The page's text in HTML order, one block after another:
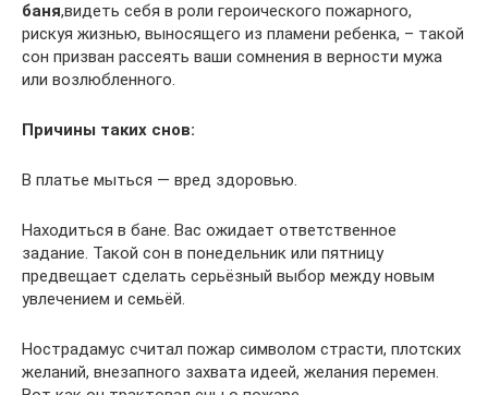
баня,видеть себя в роли героического пожарного,
рискуя жизнью, выносящего из пламени ребенка, – такой
сон призван рассеять ваши сомнения в верности мужа
или возлюбленного.
Причины таких снов:
В платье мыться — вред здоровью.
Находиться в бане. Вас ожидает ответственное
задание. Такой сон в понедельник или пятницу
предвещает сделать серьёзный выбор между новым
увлечением и семьёй.
Нострадамус считал пожар символом страсти, плотских
желаний, внезапного захвата идеей, желания перемен.